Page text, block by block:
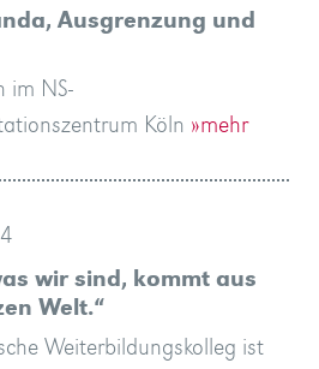
Ausgrenzung und
im NS-
Köln »mehr
wir sind, kommt aus
Welt.“
Weiterbildungskolleg ist